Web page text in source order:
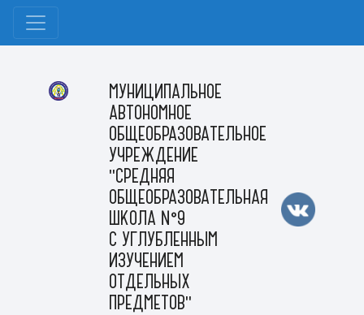
МУНИЦИПАЛЬНОЕ
АВТОНОМНОЕ
ОБЩЕОБРАЗОВАТЕЛЬНОЕ
УЧРЕЖДЕНИЕ
"СРЕДНЯЯ
ОБЩЕОБРАЗОВАТЕЛЬНАЯ
ШКОЛА №9
С УГЛУБЛЕННЫМ
ИЗУЧЕНИЕМ
ОТДЕЛЬНЫХ
ПРЕДМЕТОВ"